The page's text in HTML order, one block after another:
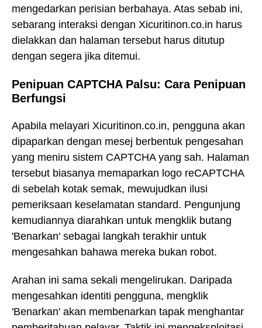
mengedarkan perisian berbahaya. Atas sebab ini,
sebarang interaksi dengan Xicuritinon.co.in harus
dielakkan dan halaman tersebut harus ditutup
dengan segera jika ditemui.
Penipuan CAPTCHA Palsu: Cara Penipuan
Berfungsi
Apabila melayari Xicuritinon.co.in, pengguna akan
dipaparkan dengan mesej berbentuk pengesahan
yang meniru sistem CAPTCHA yang sah. Halaman
tersebut biasanya memaparkan logo reCAPTCHA
di sebelah kotak semak, mewujudkan ilusi
pemeriksaan keselamatan standard. Pengunjung
kemudiannya diarahkan untuk mengklik butang
'Benarkan' sebagai langkah terakhir untuk
mengesahkan bahawa mereka bukan robot.
Arahan ini sama sekali mengelirukan. Daripada
mengesahkan identiti pengguna, mengklik
'Benarkan' akan membenarkan tapak menghantar